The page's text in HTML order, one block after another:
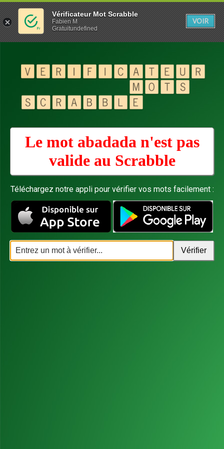
Le mot abadada n'est pas
valide au Scrabble
Téléchargez notre appli pour vérifier vos mots facilement :
Vérificateur Mot Scrabble
Fabien M
Gratuitundefined
VOIR